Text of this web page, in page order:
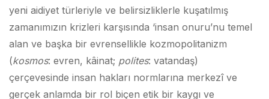
yeni aidiyet türleriyle ve belirsizliklerle kuşatılmış
zamanımızın krizleri karşısında ‘insan onuru’nu temel
alan ve başka bir evrensellikle kozmopolitanizm
(kosmos: evren, kâinat; polites: vatandaş)
çerçevesinde insan hakları normlarına merkezî ve
gerçek anlamda bir rol biçen etik bir kaygı ve